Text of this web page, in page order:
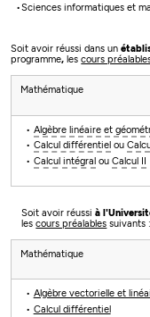
Sciences informatiques et
Soit avoir réussi dans un
programme, lescours
Mathématique
Algèbre linéaire et
Calcul différentiel ou
Calcul intégral ou Calcul II
Soit avoir réussià
lescours préalables suivants :
Mathématique
Algèbre vectorielle et
Calcul différentiel